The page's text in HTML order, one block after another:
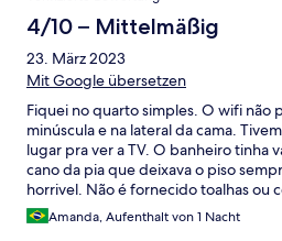
4/10 – Mittelmäßig
23. März 2023
Mit Google übersetzen
Fiquei no quarto simples. O wifi não
minúscula e na lateral da cama.
lugar pra ver a TV. O banheiro tinha
cano da pia que deixava o piso
horrivel. Não é fornecido toalhas ou
simples investimento de um bom ar
quarto. (Que tinha Cheiro de
Amanda, Aufenthalt von 1 Nacht